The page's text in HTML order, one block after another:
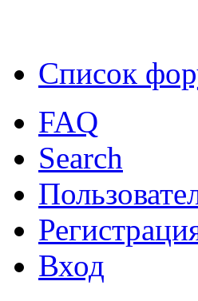
Список
FAQ
Search
Вход